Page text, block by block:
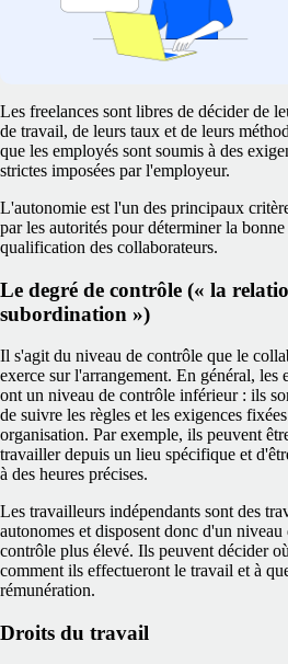
Les freelances sont libres de décider de
de travail, de leurs taux et de leurs
que les employés sont soumis à des
strictes imposées par l'employeur.
L'autonomie est l'un des principaux
par les autorités pour déterminer la bonne
qualification des collaborateurs.
Le degré de contrôle (« la
subordination »)
Il s'agit du niveau de contrôle que le
exerce sur l'arrangement. En général, les
ont un niveau de contrôle inférieur : ils
de suivre les règles et les exigences
organisation. Par exemple, ils peuvent
travailler depuis un lieu spécifique et
à des heures précises.
Les travailleurs indépendants sont des
autonomes et disposent donc d'un niveau
contrôle plus élevé. Ils peuvent décider
comment ils effectueront le travail et à
rémunération.
Droits du travail